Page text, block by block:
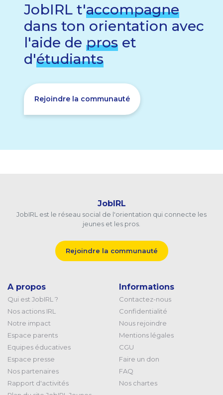
JobIRL t'accompagne
dans ton orientation avec
l'aide de pros et
d'étudiants
Rejoindre la communauté
JobIRL
JobIRL est le réseau social de l'orientation qui connecte les
jeunes et les pros.
Rejoindre la communauté
A propos
Qui est JobIRL ?
Nos actions IRL
Notre impact
Espace parents
Equipes éducatives
Espace presse
Nos partenaires
Rapport d'activités
Informations
Contactez-nous
Confidentialité
Nous rejoindre
Mentions légales
CGU
Faire un don
FAQ
Nos chartes